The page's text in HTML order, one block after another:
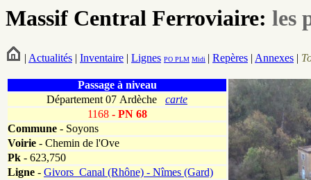
Massif Central Ferroviaire: les
| Actualités | Inventaire | Lignes PO PLM Midi | Repères | Annexes |
Passage à niveau
Département 07 Ardèche carte
1168- PN 68
Commune - Soyons
Voirie - Chemin de l'Ove
Pk - 623,750
Ligne - Givors_Canal (Rhône) - Nîmes (Gard)